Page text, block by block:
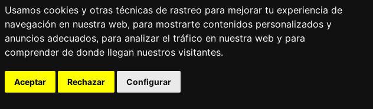
Usamos cookies y otras técnicas de rastreo para mejorar tu experiencia de
navegación en nuestra web, para mostrarte contenidos personalizados y
anuncios adecuados, para analizar el tráfico en nuestra web y para
comprender de donde llegan nuestros visitantes.
Aceptar Rechazar Configurar